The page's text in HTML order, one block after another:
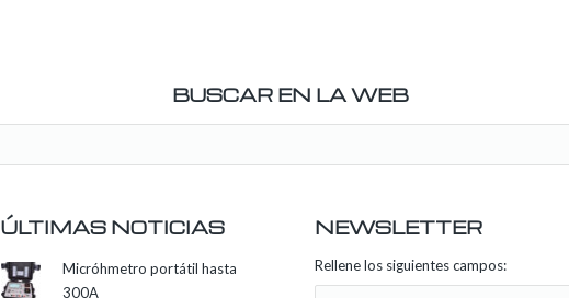
BUSCAR EN LA WEB
ÚLTIMAS NOTICIAS
Micróhmetro portátil hasta
300A
NEWSLETTER
Rellene los siguientes campos: